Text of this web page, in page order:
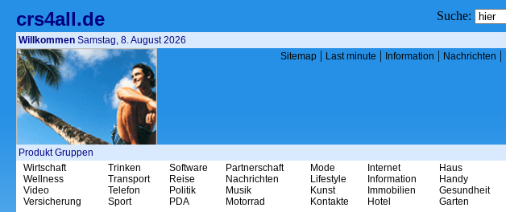
crs4all.de Suche:
Willkommen Samstag, 8. August 2026
Sitemap | Last minute | Information | Nachrichten |
Produkt Gruppen
Wirtschaft
Wellness
Video
Versicherung
Trinken
Transport
Telefon
Sport
Software
Reise
Politik
PDA
Partnerschaft
Nachrichten
Musik
Motorrad
Mode
Lifestyle
Kunst
Kontakte
Internet
Information
Immobilien
Hotel
Haus
Handy
Gesundheit
Garten